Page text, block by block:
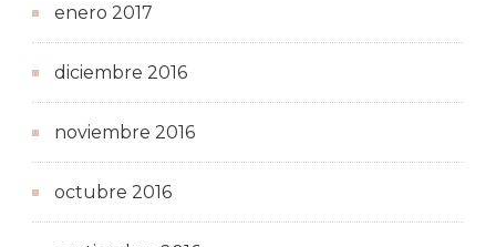
enero 2017
diciembre 2016
noviembre 2016
octubre 2016